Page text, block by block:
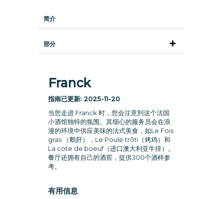
简介
部分
Franck
指南已更新: 2025-11-20
当您走进 Franck 时，您会注意到这个法国
小酒馆独特的氛围。其细心的服务员会在浪
漫的环境中供应美味的法式美食，如Le Fois
gras （鹅肝），Le Poule trôti（烤鸡）和
La cote de boeuf（进口澳大利亚牛排）。
餐厅还拥有自己的酒窖，提供300个酒样参
考。
有用信息